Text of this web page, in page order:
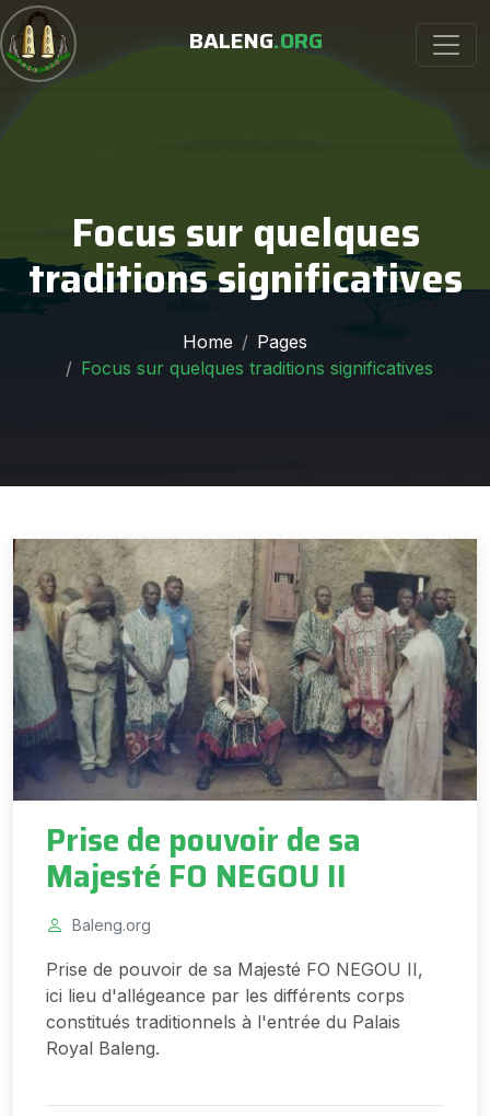
BALENG.ORG
Focus sur quelques
traditions significatives
Home
Pages
Focus sur quelques traditions significatives
Prise de pouvoir de sa
Majesté FO NEGOU II
Baleng.org
Prise de pouvoir de sa Majesté FO NEGOU II,
ici lieu d'allégeance par les différents corps
constitués traditionnels à l'entrée du Palais
Royal Baleng.